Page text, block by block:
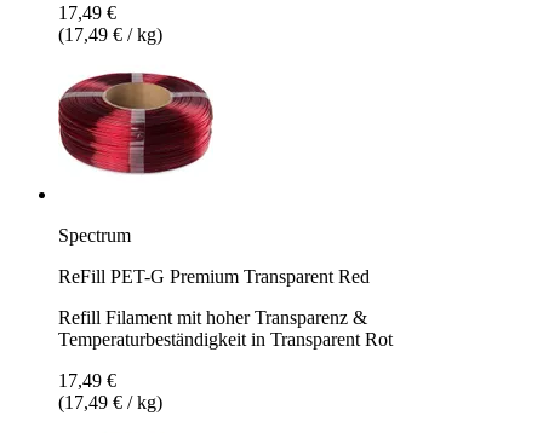
17,49 €
(17,49 € / kg)
Spectrum
ReFill PET-G Premium Transparent Red
Refill Filament mit hoher Transparenz &
Temperaturbeständigkeit in Transparent Rot
17,49 €
(17,49 € / kg)